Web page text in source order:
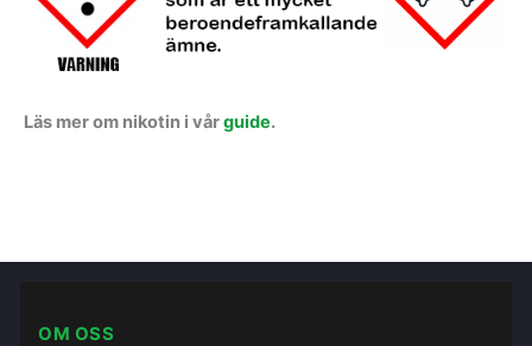
Läs mer om nikotin i vårguide.
OM OSS